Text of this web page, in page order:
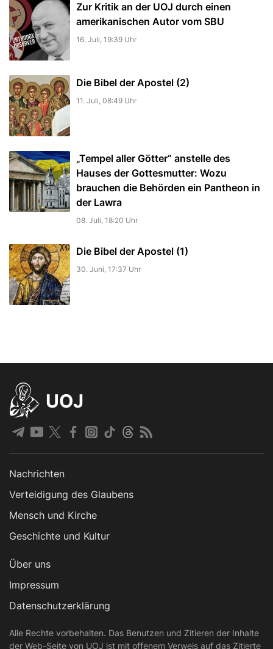
Zur Kritik an der UOJ durch einen
amerikanischen Autor vom SBU
16. Juli, 19:39 Uhr
Die Bibel der Apostel (2)
11. Juli, 08:49 Uhr
„Tempel aller Götter“ anstelle des
Hauses der Gottesmutter: Wozu
brauchen die Behörden ein Pantheon in
der Lawra
08. Juli, 18:20 Uhr
Die Bibel der Apostel (1)
30. Juni, 17:37 Uhr
UOJ
Nachrichten
Verteidigung des Glaubens
Mensch und Kirche
Geschichte und Kultur
Über uns
Impressum
Datenschutzerklärung
Alle Rechte vorbehalten. Das Benutzen und Zitieren der Inhalte
der Web-Seite von UOJ ist mit offenem Verweis auf das Zitierte